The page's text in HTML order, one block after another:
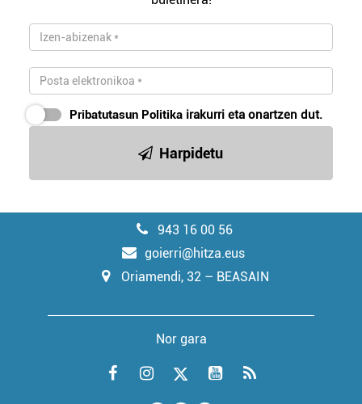
Pribatutasun Politika irakurri eta onartzen dut.
Harpidetu
943 16 00 56
goierri@hitza.eus
Oriamendi, 32 – BEASAIN
Nor gara